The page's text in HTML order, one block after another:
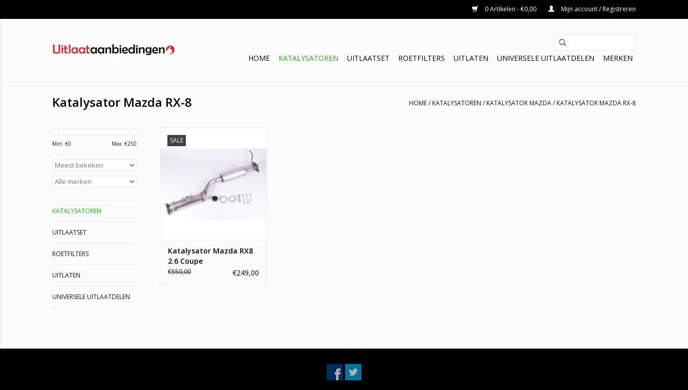
0 Artikelen - €0,00 Mijn account / Registreren
HOME KATALYSATOREN UITLAATSET ROETFILTERS UITLATEN UNIVERSELE UITLAATDELEN MERKEN
Katalysator Mazda RX-8 HOME/ KATALYSATOREN / KATALYSATOR MAZDA/ KATALYSATOR MAZDA RX-8
Min: €0 Max: €250
KATALYSATOREN
UITLAATSET
ROETFILTERS
UITLATEN
UNIVERSELE UITLAATDELEN
SALE
TOEVOEGEN AAN WINKELWAGEN
Katalysator Mazda RX8
2.6 Coupe
€550,00 €249,00